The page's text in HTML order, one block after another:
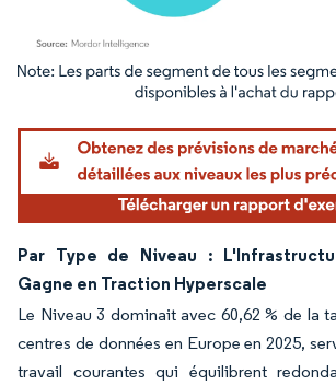
Image © Mordor Intelligence. La réutilisation nécessite
Par Type de Niveau :
Gagne en Traction Hyperscale
Le Niveau 3 dominait avec 60,62 % de la
centres de données en Europe en 2025,
travail courantes qui équilibrent